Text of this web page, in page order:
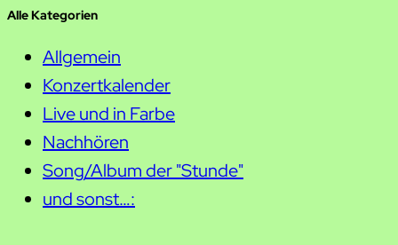
Alle Kategorien
Allgemein
Konzertkalender
Live und in Farbe
Nachhören
Song/Album der "Stunde"
und sonst…: